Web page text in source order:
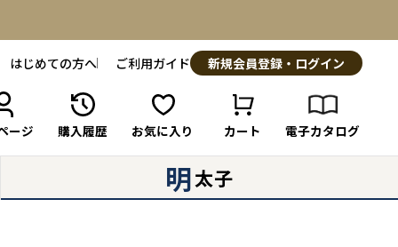
はじめての方へ ご利用ガイド 新規会員登録・ログイン
ージ 購入履歴 お気に入り カート 電子カタログ
明太子